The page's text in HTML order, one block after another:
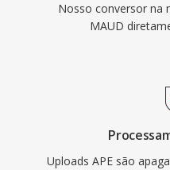
Nosso conversor na
MAUD
Uploads APE são